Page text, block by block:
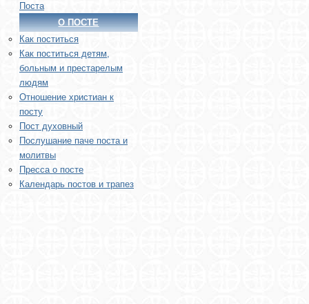
Поста
О ПОСТЕ
Как поститься
Как поститься детям,
больным и престарелым
людям
Отношение христиан к
посту
Пост духовный
Послушание паче поста и
молитвы
Пресса о посте
Календарь постов и трапез